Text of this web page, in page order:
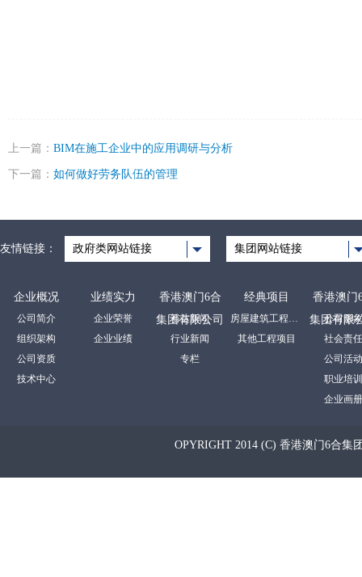
上一篇： BIM在施工企业中的应用调研与分析
下一篇： 如何做好劳务队伍的管理
友情链接： 政府类网站链接 集团网站链接
企业概况
公司简介
组织架构
公司资质
技术中心
业绩实力
企业荣誉
企业业绩
香港澳门6合
集团有限公司
裕达新闻
行业新闻
专栏
经典项目
房屋建筑工程项目
其他工程项目
香港澳门
集团有限
公司形象
社会责任
公司活动
职业培训
企业画册
OPYRIGHT 2014 (C) 香港澳门6合集